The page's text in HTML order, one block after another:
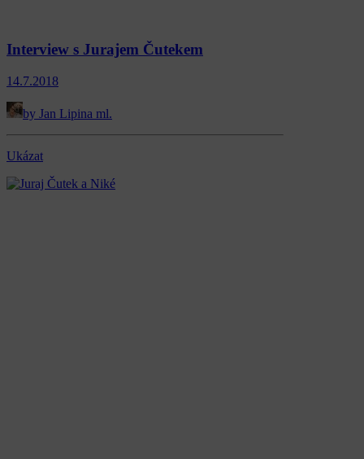
Interview s Jurajem Čutekem
14.7.2018
by Jan Lipina ml.
Ukázat